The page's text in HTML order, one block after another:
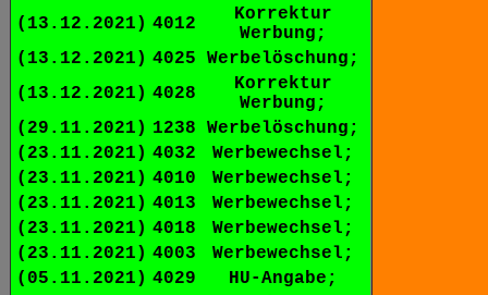
(13.12.2021) 4012
Korrektur
Werbung;
(13.12.2021) 4025
Werbelöschung;
(13.12.2021) 4028
Korrektur
Werbung;
(29.11.2021) 1238
Werbelöschung;
(23.11.2021) 4032
Werbewechsel;
(23.11.2021) 4010
Werbewechsel;
(23.11.2021) 4013
Werbewechsel;
(23.11.2021) 4018
Werbewechsel;
(23.11.2021) 4003
Werbewechsel;
(05.11.2021) 4029
HU-Angabe;